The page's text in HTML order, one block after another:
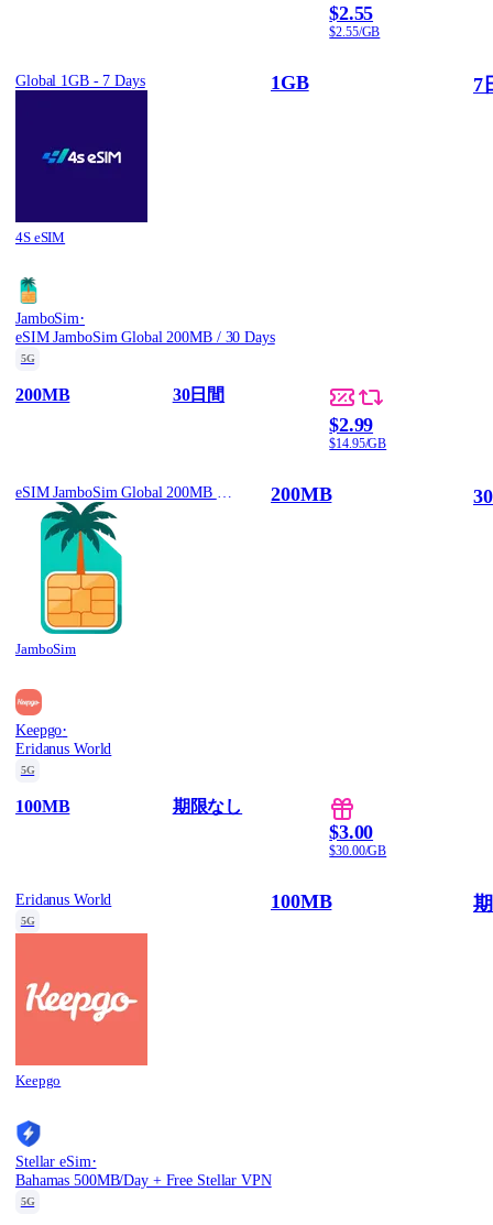
$2.55
$2.55/GB
Global 1GB - 7 Days
4S eSIM
1GB 7
JamboSim·
eSIM JamboSim Global 200MB / 30 Days
5G
200MB 30日間
$2.99
$14.95/GB
JamboSim
200MB
Keepgo·
Eridanus World
5G
100MB 期限なし
$3.00
$30.00/GB
Eridanus World
5G
Keepgo
100MB
Stellar eSim·
Bahamas 500MB/Day + Free Stellar VPN
5G